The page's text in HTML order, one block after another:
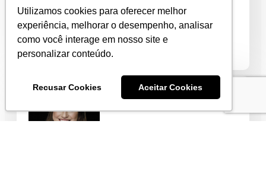
Utilizamos cookies para oferecer melhor
experiência, melhorar o desempenho, analisar
como você interage em nosso site e
personalizar conteúdo.
Recusar Cookies Aceitar Cookies
emergence before disease progression during first-line
treatment of […]
Leia mais